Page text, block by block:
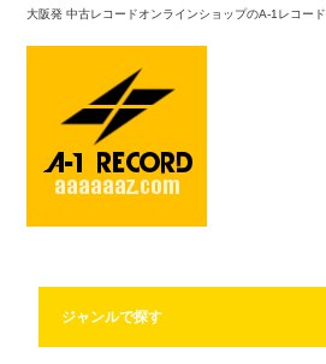
大阪発 中古レコードオンラインショップのA-1レコード